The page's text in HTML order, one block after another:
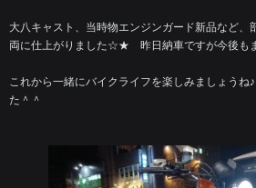
大八キャスト、当時物エンジンガード新品など、
両に仕上がりました☆★ 昨日納車ですが今後も
これから一緒にバイクライフを楽しみましょう
た＾＾